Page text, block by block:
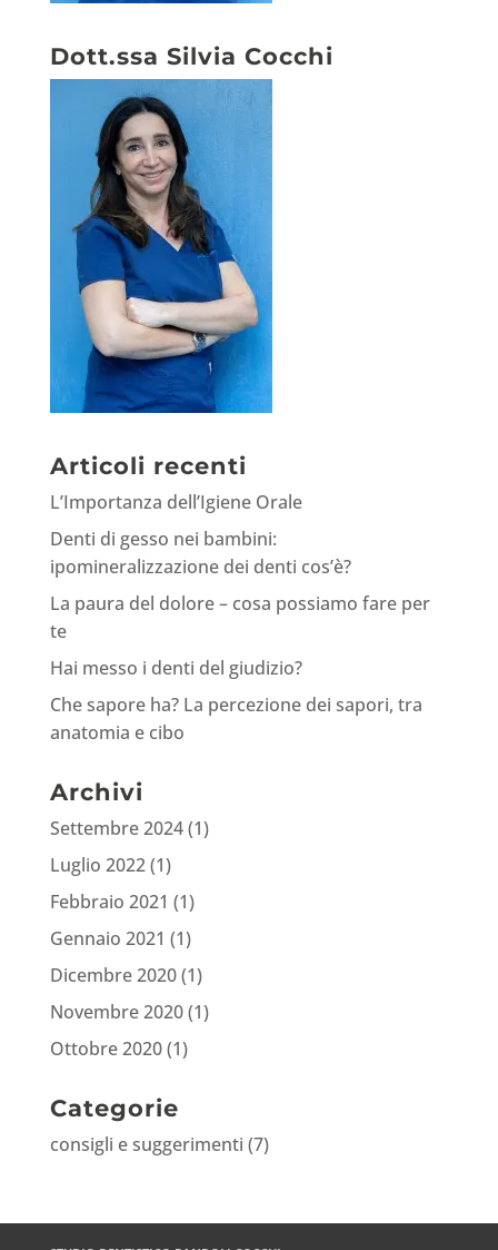
Dott.ssa Silvia Cocchi
Articoli recenti
L’Importanza dell’Igiene Orale
Denti di gesso nei bambini:
ipomineralizzazione dei denti cos’è?
La paura del dolore – cosa possiamo fare per
te
Hai messo i denti del giudizio?
Che sapore ha? La percezione dei sapori, tra
anatomia e cibo
Archivi
Settembre 2024(1)
Luglio 2022(1)
Febbraio 2021 (1)
Gennaio 2021 (1)
Dicembre 2020(1)
Novembre 2020(1)
Ottobre 2020(1)
Categorie
consigli e suggerimenti (7)